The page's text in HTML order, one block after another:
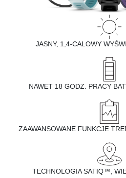
JASNY, 1,4-CALOWY
NAWET 18 GODZ. PRACY
ZAAWANSOWANE FUNKCJE
TECHNOLOGIA SATIQ™,